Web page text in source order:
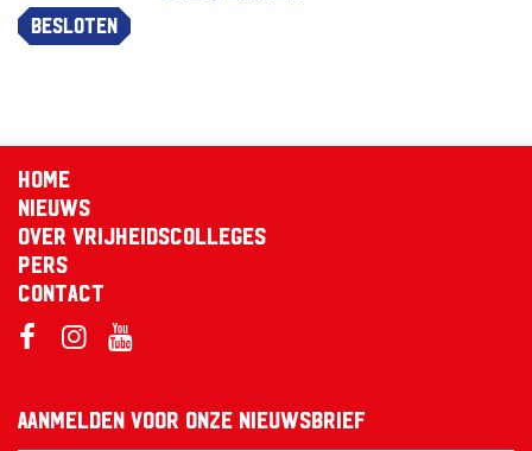
Besloten
Home
Nieuws
Over Vrijheidscolleges
Pers
Contact
Aanmelden voor onze nieuwsbrief